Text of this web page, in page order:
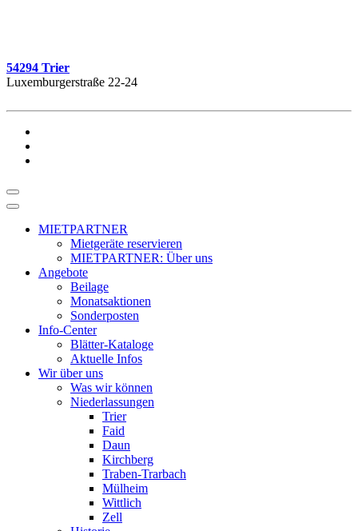
54294 Trier
Luxemburgerstraße 22-24
MIETPARTNER
Mietgeräte reservieren
MIETPARTNER: Über uns
Angebote
Beilage
Monatsaktionen
Sonderposten
Info-Center
Blätter-Kataloge
Aktuelle Infos
Wir über uns
Was wir können
Niederlassungen
Trier
Faid
Daun
Kirchberg
Traben-Trarbach
Mülheim
Wittlich
Zell